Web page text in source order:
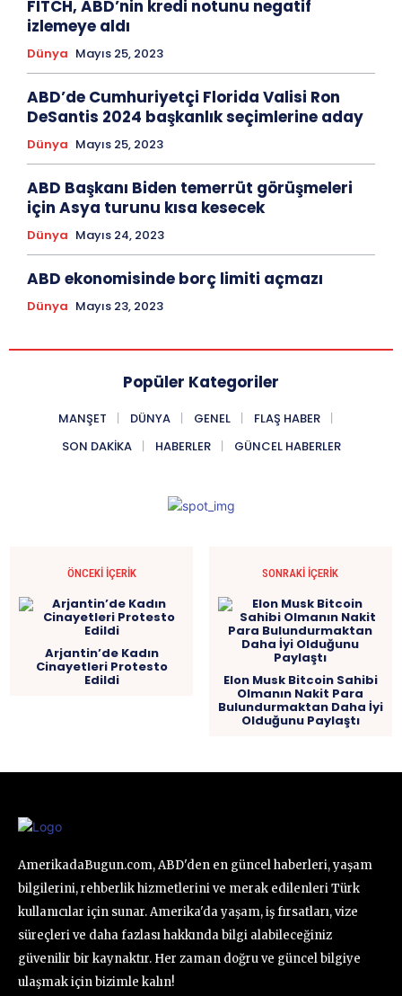
FITCH, ABD’nin kredi notunu negatif
izlemeye aldı
Dünya Mayıs 25, 2023
ABD’de Cumhuriyetçi Florida Valisi Ron
DeSantis 2024 başkanlık seçimlerine aday
Dünya Mayıs 25, 2023
ABD Başkanı Biden temerrüt görüşmeleri
için Asya turunu kısa kesecek
Dünya Mayıs 24, 2023
ABD ekonomisinde borç limiti açmazı
Dünya Mayıs 23, 2023
Popüler Kategoriler
MANŞET DÜNYA GENEL
FLAŞ HABER
SON DAKIKA
HABERLER GÜNCEL HABERLER
ÖNCEKI İÇERIK
Arjantin’de Kadın
Cinayetleri Protesto
Edildi
SONRAKI İÇERIK
Elon Musk Bitcoin Sahibi
Olmanın Nakit Para
Bulundurmaktan Daha İyi
Olduğunu Paylaştı
AmerikadaBugun.com, ABD'den en güncel haberleri, yaşam
bilgilerini, rehberlik hizmetlerini ve merak edilenleri Türk
kullanıcılar için sunar. Amerika'da yaşam, iş fırsatları, vize
süreçleri ve daha fazlası hakkında bilgi alabileceğiniz
güvenilir bir kaynaktır. Her zaman doğru ve güncel bilgiye
ulaşmak için bizimle kalın!